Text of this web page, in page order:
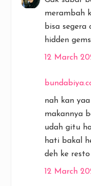
merambah
bisa segera
hidden
12 March
nah kan
makannya
udah gitu
hati bakal
deh ke
12 March